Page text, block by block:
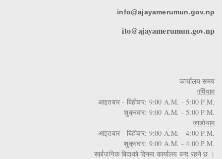
info@ajayamerumun.gov.np
ito@ajayamerumun.gov.np
कार्यालय समय
गर्मियाम
आइतबार - बिहीवार: 9:00 A.M. - 5:00 P.M.
शुक्रवार: 9:00 A.M. - 5:00 P.M.
जाडोयाम
आइतबार - बिहीवार: 9:00 A.M. - 4:00 P.M.
शुक्रवार: 9:00 A.M. - 4:00 P.M.
सार्बजनिक बिदाको दिनमा कार्यालय बन्द रहने छ ।